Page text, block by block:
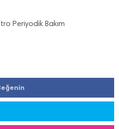
Periyodik Bakım